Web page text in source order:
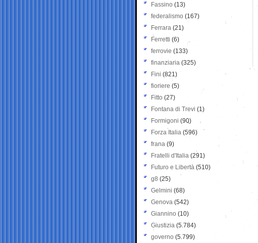
Fassino (13)
federalismo (167)
Ferrara (21)
Ferretti (6)
ferrovie (133)
finanziaria (325)
Fini (821)
fioriere (5)
Fitto (27)
Fontana di Trevi (1)
Formigoni (90)
Forza Italia (596)
frana (9)
Fratelli d'Italia (291)
Futuro e Libertà (510)
g8 (25)
Gelmini (68)
Genova (542)
Giannino (10)
Giustizia (5.784)
governo (5.799)